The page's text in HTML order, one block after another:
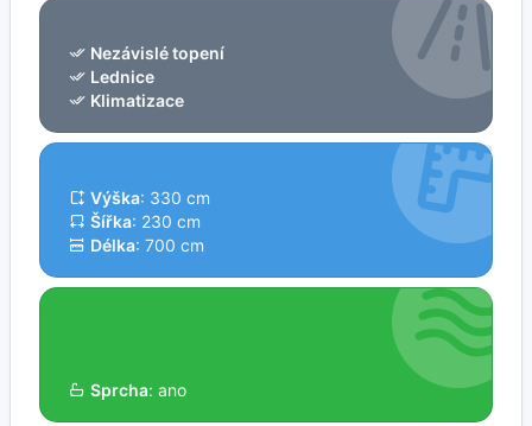
Nezávislé topení
Lednice
Klimatizace
Výška: 330 cm
Šířka: 230 cm
Délka: 700 cm
Sprcha: ano